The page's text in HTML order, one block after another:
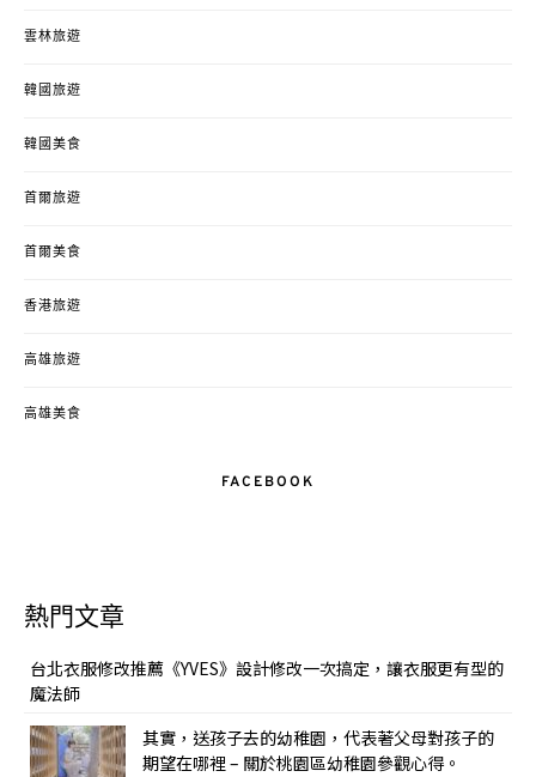
雲林旅遊
韓國旅遊
韓國美食
首爾旅遊
首爾美食
香港旅遊
高雄旅遊
高雄美食
FACEBOOK
熱門文章
台北衣服修改推薦《YVES》設計修改一次搞定，讓衣服更有型的
魔法師
其實，送孩子去的幼稚園，代表著父母對孩子的
期望在哪裡 – 關於桃園區幼稚園參觀心得。